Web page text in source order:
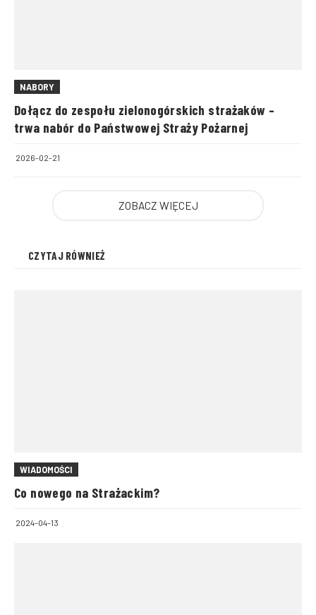
NABORY
Dołącz do zespołu zielonogórskich strażaków –
trwa nabór do Państwowej Straży Pożarnej
2026-02-21
ZOBACZ WIĘCEJ
CZYTAJ RÓWNIEŻ
WIADOMOŚCI
Co nowego na Strażackim?
2024-04-13